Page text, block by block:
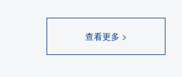
查看更多 >